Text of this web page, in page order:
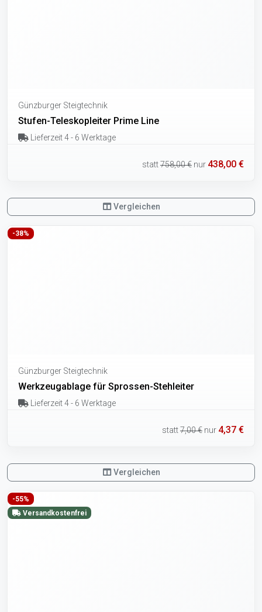
Günzburger Steigtechnik
Stufen-Teleskopleiter Prime Line
Lieferzeit 4 - 6 Werktage
statt758,00 € nur 438,00 €
Vergleichen
-38%
Günzburger Steigtechnik
Werkzeugablage für Sprossen-Stehleiter
Lieferzeit 4 - 6 Werktage
statt7,00 € nur 4,37 €
Vergleichen
-55%
Versandkostenfrei